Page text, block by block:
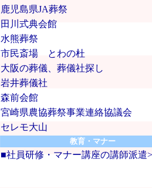
鹿児島県JA葬祭
田川式典会館
水熊葬祭
市民斎場 とわの杜
大阪の葬儀、葬儀社探し
岩井葬儀社
森前会館
宮崎県農協葬祭事業連絡協議会
セレモ大山
教育・マナー
■社員研修・マナー講座の講師派遣>